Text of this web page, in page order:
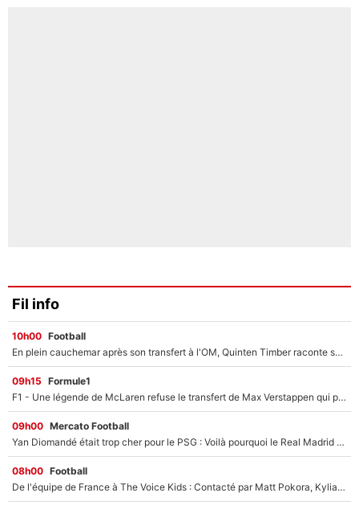
Fil info
10h00 Football
En plein cauchemar après son transfert à l'OM, Quinten Timber raconte ses doutes après sa signature à Marseille
09h15 Formule1
F1 - Une légende de McLaren refuse le transfert de Max Verstappen qui pourrait «faire des vagues» et plomber l'ambiance dans l'équipe
09h00 Mercato Football
Yan Diomandé était trop cher pour le PSG : Voilà pourquoi le Real Madrid a accepté de payer la somme record de 140M€ pour boucler son transfert !
08h00 Football
De l'équipe de France à The Voice Kids : Contacté par Matt Pokora, Kylian Mbappé a accepté de jouer un rôle inédit sur TF1 !